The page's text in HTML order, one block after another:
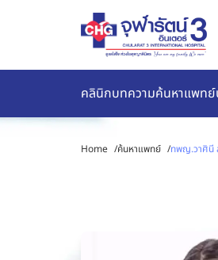
คลินิกบทความค้นหาแพทย์
Home /ค้นหาแพทย์ /ทพญ.วาศินี